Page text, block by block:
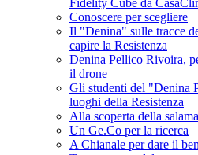
Fidelity Cube da
Conoscere per scegliere
Il "Denina" sulle tracce
capire la Resistenza
Denina Pellico Rivoira,
il drone
Gli studenti del "Denina
luoghi della Resistenza
Alla scoperta della
Un Ge.Co per la ricerca
A Chianale per dare il